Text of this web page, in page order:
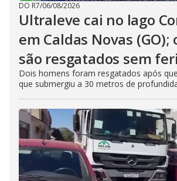
DO R7/06/08/2026
Ultraleve cai no lago
em Caldas Novas
são resgatados sem
Dois homens foram resgatados após
que submergiu a 30 metros de